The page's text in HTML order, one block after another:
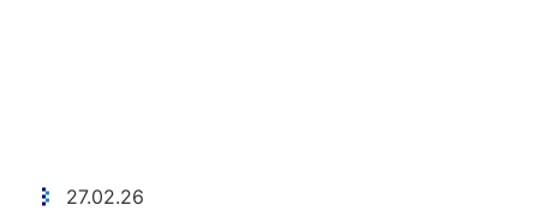
27.02.26